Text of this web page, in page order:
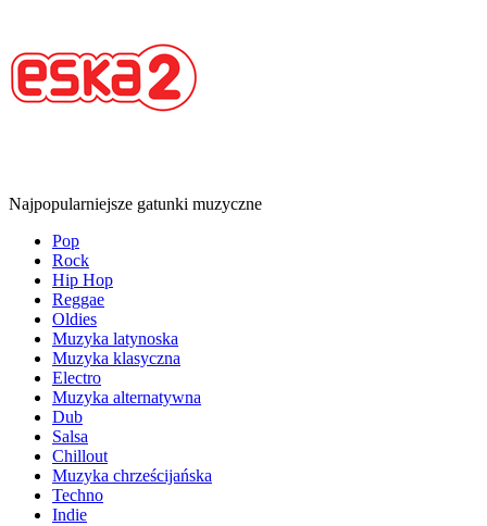
Najpopularniejsze gatunki muzyczne
Pop
Rock
Hip Hop
Reggae
Oldies
Muzyka latynoska
Muzyka klasyczna
Electro
Muzyka alternatywna
Dub
Salsa
Chillout
Muzyka chrześcijańska
Techno
Indie